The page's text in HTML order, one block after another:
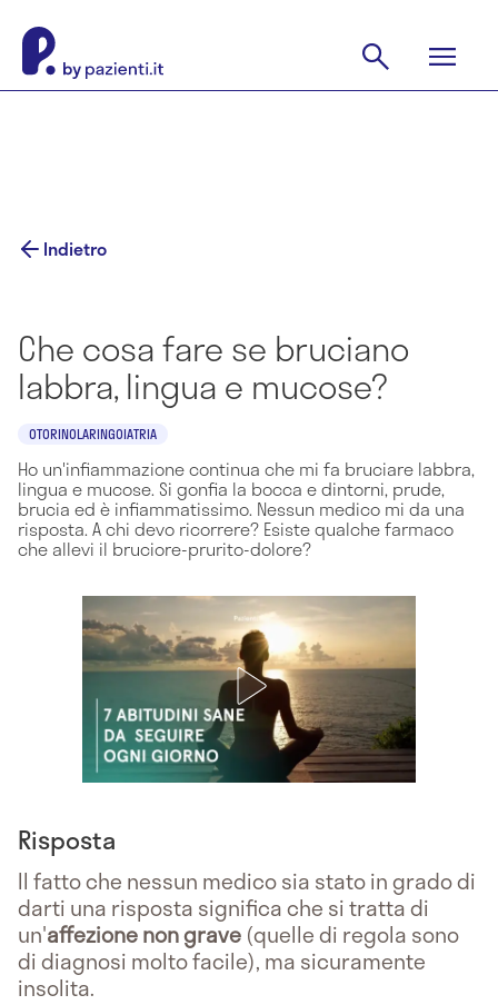
Indietro
Che cosa fare se bruciano
labbra, lingua e mucose?
OTORINOLARINGOIATRIA
Ho un'infiammazione continua che mi fa bruciare labbra,
lingua e mucose. Si gonfia la bocca e dintorni, prude,
brucia ed è infiammatissimo. Nessun medico mi da una
risposta. A chi devo ricorrere? Esiste qualche farmaco
che allevi il bruciore-prurito-dolore?
Risposta
Il fatto che nessun medico sia stato in grado di
darti una risposta significa che si tratta di
un'affezione non grave (quelle di regola sono
di diagnosi molto facile), ma sicuramente
insolita.